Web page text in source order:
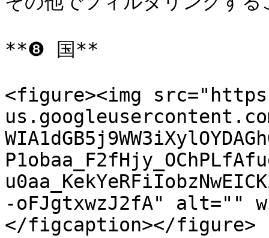
**❽ 国**
<figure><img
-oFJgtxwzJ2fA" alt=""
</figcaption></figure>